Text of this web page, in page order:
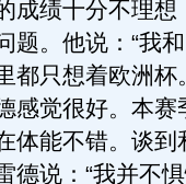
绩十分不理想
题。他说：“我
都只想着欧洲杯
感觉很好。本赛
体能不错。谈到
德说：“我并不